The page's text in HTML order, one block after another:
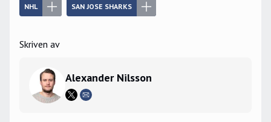
NHL SAN JOSE SHARKS
Skriven av
Alexander Nilsson